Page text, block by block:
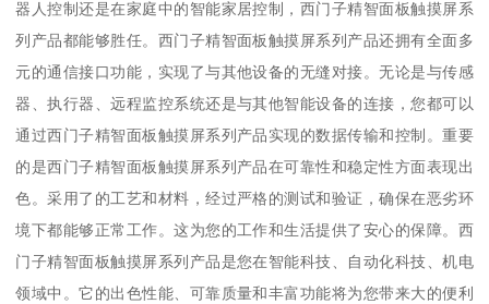
器人控制还是在家庭中的智能家居控制，西门子精智面板触摸屏系
列产品都能够胜任。西门子精智面板触摸屏系列产品还拥有全面多
元的通信接口功能，实现了与其他设备的无缝对接。无论是与传感
器、执行器、远程监控系统还是与其他智能设备的连接，您都可以
通过西门子精智面板触摸屏系列产品实现的数据传输和控制。重要
的是西门子精智面板触摸屏系列产品在可靠性和稳定性方面表现出
色。采用了的工艺和材料，经过严格的测试和验证，确保在恶劣环
境下都能够正常工作。这为您的工作和生活提供了安心的保障。西
门子精智面板触摸屏系列产品是您在智能科技、自动化科技、机电
领域中。它的出色性能、可靠质量和丰富功能将为您带来大的便利